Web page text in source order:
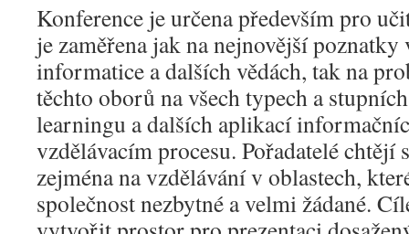
Konference je určena především pro
je zaměřena jak na nejnovější poznatky
informatice a dalších vědách, tak na
těchto oborů na všech typech a
learningu a dalších aplikací
vzdělávacím procesu. Pořadatelé chtějí
zejména na vzdělávání v oblastech,
společnost nezbytné a velmi žádané.